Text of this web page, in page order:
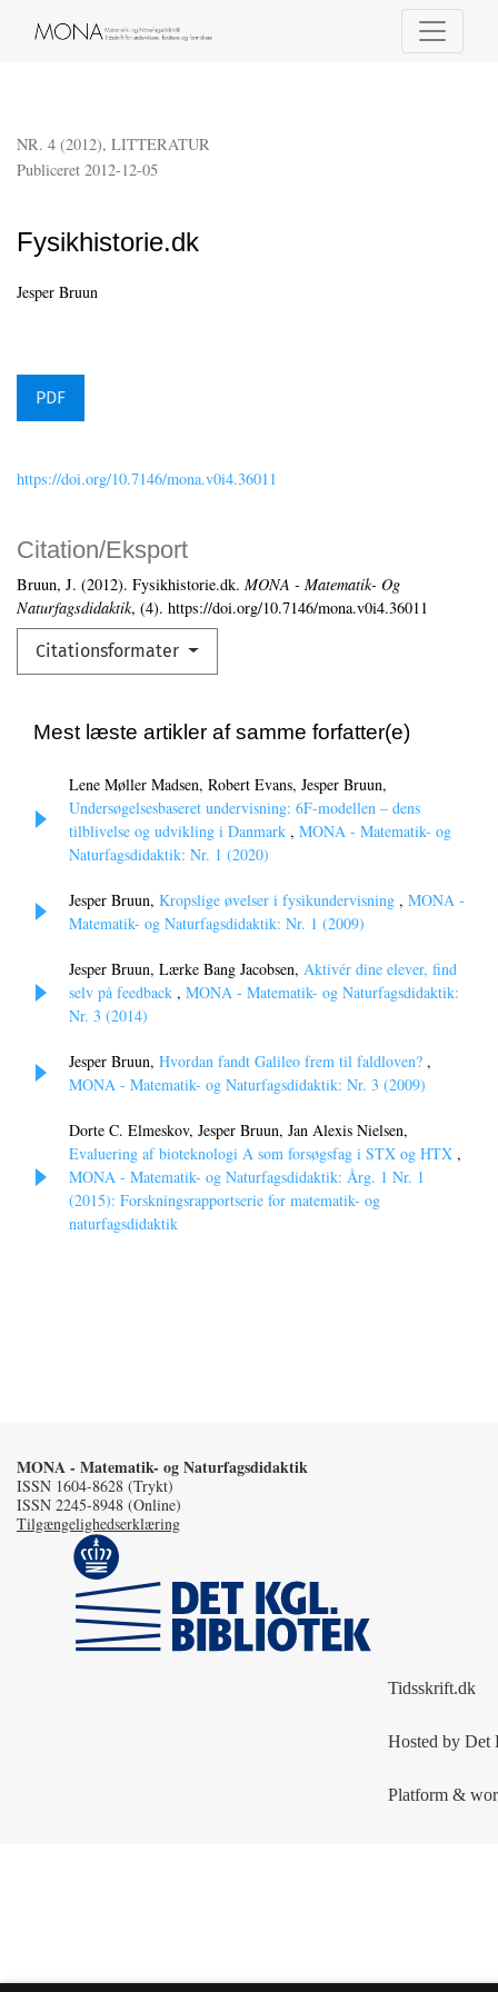
NR. 4 (2012), LITTERATUR
Fysikhistorie.dk
Publiceret 2012-12-05
Jesper Bruun
PDF
Citation/Eksport
Bruun, J. (2012). Fysikhistorie.dk. MONA - Matematik- Og
Naturfagsdidaktik, (4). https://doi.org/10.7146/mona.v0i4.36011
Citationsformater
https://doi.org/10.7146/mona.v0i4.36011
Mest læste artikler af samme forfatter(e)
Lene Møller Madsen, Robert Evans, Jesper Bruun,
Undersøgelsesbaseret undervisning: 6F-modellen – dens
tilblivelse og udvikling i Danmark , MONA - Matematik- og
Naturfagsdidaktik: Nr. 1 (2020)
Jesper Bruun, Kropslige øvelser i fysikundervisning , MONA -
Matematik- og Naturfagsdidaktik: Nr. 1 (2009)
Jesper Bruun, Lærke Bang Jacobsen, Aktivér dine elever, find
selv på feedback , MONA - Matematik- og Naturfagsdidaktik:
Nr. 3 (2014)
Jesper Bruun, Hvordan fandt Galileo frem til faldloven? ,
MONA - Matematik- og Naturfagsdidaktik: Nr. 3 (2009)
Dorte C. Elmeskov, Jesper Bruun, Jan Alexis Nielsen,
Evaluering af bioteknologi A som forsøgsfag i STX og HTX ,
MONA - Matematik- og Naturfagsdidaktik: Årg. 1 Nr. 1
(2015): Forskningsrapportserie for matematik- og
naturfagsdidaktik
MONA - Matematik- og Naturfagsdidaktik
ISSN 1604-8628 (Trykt)
ISSN 2245-8948 (Online)
Tilgængelighedserklæring